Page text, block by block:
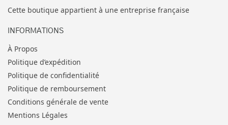
Cette boutique appartient à une entreprise française
INFORMATIONS
À Propos
Politique d’expédition
Politique de confidentialité
Politique de remboursement
Conditions générale de vente
Mentions Légales